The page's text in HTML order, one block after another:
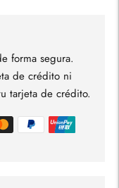
forma segura.
de crédito ni
tarjeta de crédito.